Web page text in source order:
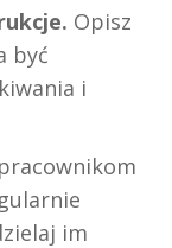
Opisz
być
i
im